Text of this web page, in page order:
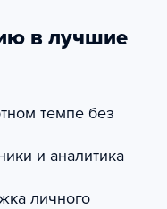
в лучшие
темпе без
и аналитика
личного